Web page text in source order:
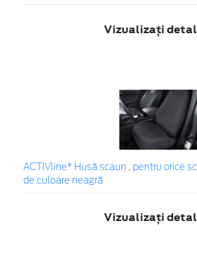
Vizualizați
ACTIVline* Husă scaun , pentru orice
de culoare neagră
Vizualizați